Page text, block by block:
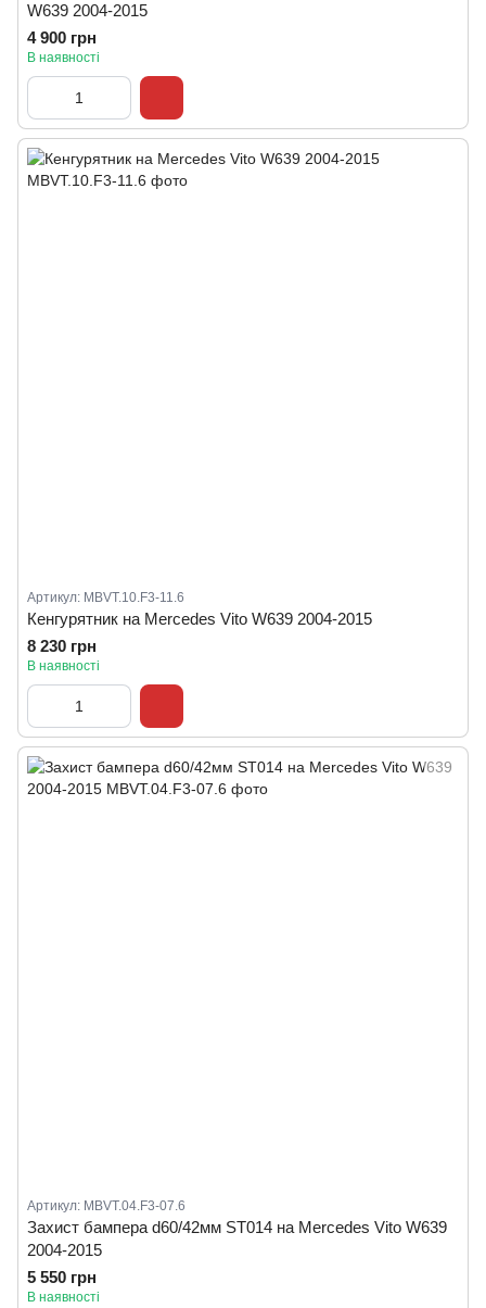
W639 2004-2015
4 900 грн
В наявності
Артикул: MBVT.10.F3-11.6
Кенгурятник на Mercedes Vito W639 2004-2015
8 230 грн
В наявності
Артикул: MBVT.04.F3-07.6
Захист бампера d60/42мм ST014 на Mercedes Vito W639
2004-2015
5 550 грн
В наявності